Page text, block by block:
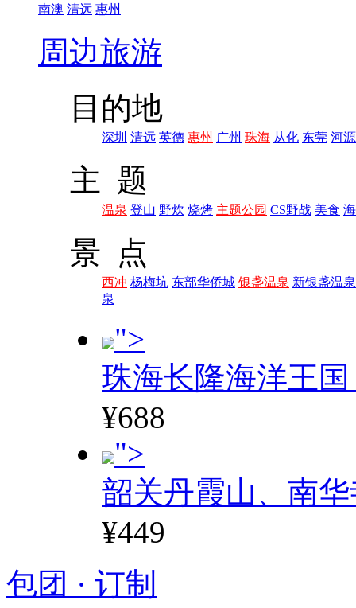
南澳 清远 惠州
周边旅游
目的地
深圳 清远 英德 惠州 广州 珠海 从化 东莞 河源
主 题
温泉 登山 野炊 烧烤 主题公园 CS野战 美食
景 点
西冲 杨梅坑 东部华侨城 银盏温泉 新银盏温泉
泉
">
珠海长隆海洋王
¥688
">
韶关丹霞山、南
¥449
包团 · 订制